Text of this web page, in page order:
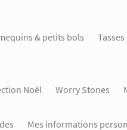
& petits bols Tasses
Noël Worry Stones
Mes informations